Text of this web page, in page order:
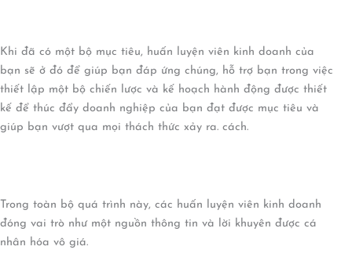
Khi đã có một bộ mục tiêu, huấn luyện viên kinh doanh của
bạn sẽ ở đó để giúp bạn đáp ứng chúng, hỗ trợ bạn trong việc
thiết lập một bộ chiến lược và kế hoạch hành động được thiết
kế để thúc đẩy doanh nghiệp của bạn đạt được mục tiêu và
giúp bạn vượt qua mọi thách thức xảy ra. cách.
Trong toàn bộ quá trình này, các huấn luyện viên kinh doanh
đóng vai trò như một nguồn thông tin và lời khuyên được cá
nhân hóa vô giá.